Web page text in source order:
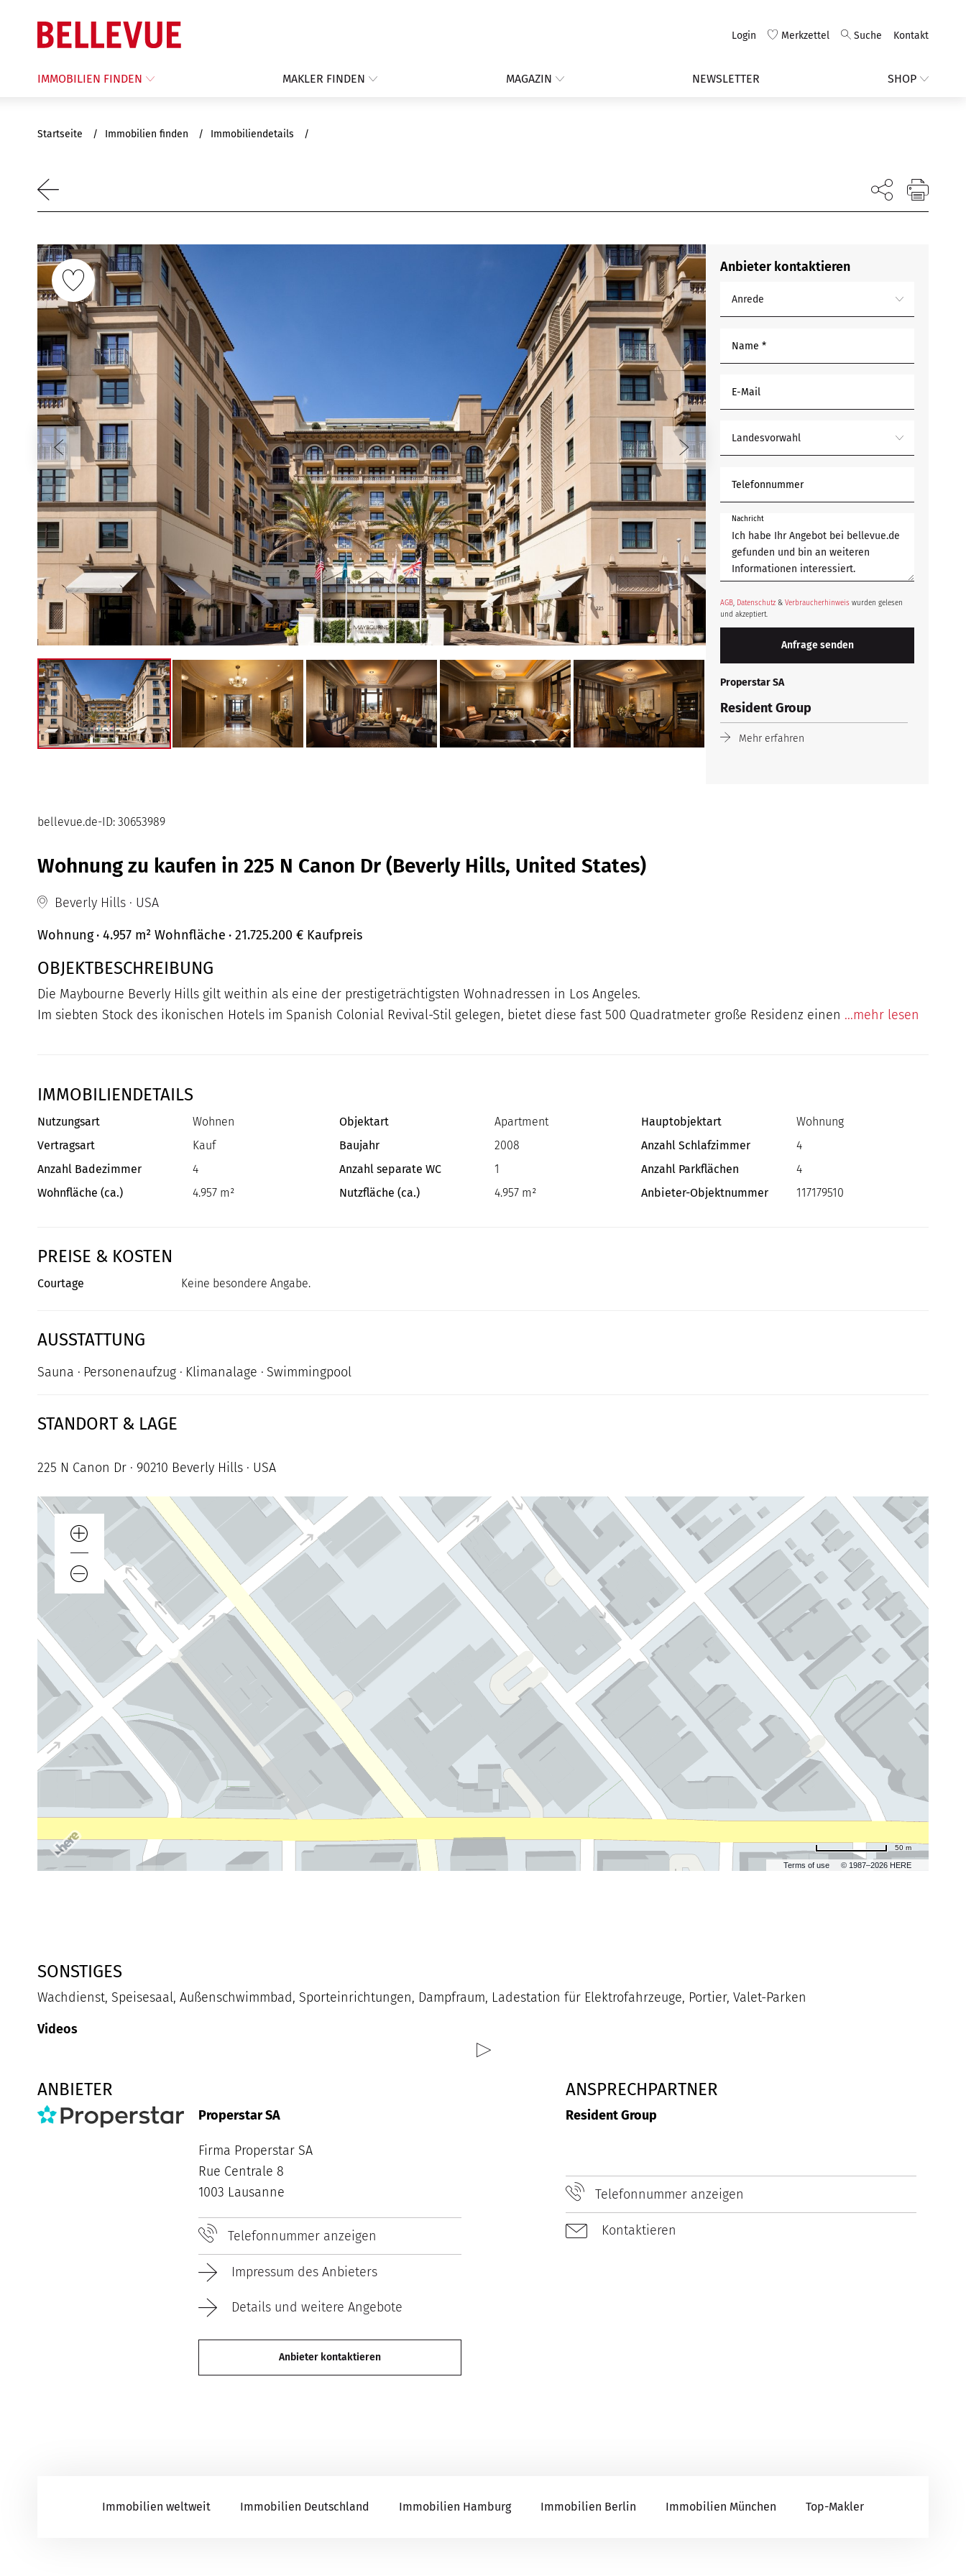
Login Merkzettel Suche Kontakt
IMMOBILIEN FINDEN MAKLER FINDEN MAGAZIN NEWSLETTER SHOP
Startseite Immobilien finden Immobiliendetails
Anbieter kontaktieren
Anrede
Name *
E-Mail
Landesvorwahl
Telefonnummer
Nachricht
AGB, Datenschutz & Verbraucherhinweis wurden gelesen
und akzeptiert.
Properstar SA
Resident Group
Mehr erfahren
bellevue.de-ID: 30653989
Wohnung zu kaufen in 225 N Canon Dr (Beverly Hills, United States)
Beverly Hills · USA
Wohnung · 4.957 m² Wohnfläche · 21.725.200 € Kaufpreis
OBJEKTBESCHREIBUNG
Die Maybourne Beverly Hills gilt weithin als eine der prestigeträchtigsten Wohnadressen in Los Angeles.
Im siebten Stock des ikonischen Hotels im Spanish Colonial Revival-Stil gelegen, bietet diese fast 500 Quadratmeter große Residenz einen ...mehr lesen
IMMOBILIENDETAILS
Nutzungsart Wohnen Objektart Apartment Hauptobjektart
Wohnung
Vertragsart
Kauf Baujahr 2008 Anzahl Schlafzimmer
4
Anzahl Badezimmer
4 Anzahl separate WC 1 Anzahl Parkflächen
4
Wohnfläche (ca.)
4.957 m² Nutzfläche (ca.) 4.957 m² Anbieter-Objektnummer 117179510
PREISE & KOSTEN
Courtage Keine besondere Angabe.
AUSSTATTUNG
Sauna Personenaufzug Klimanalage Swimmingpool
STANDORT & LAGE
225 N Canon Dr · 90210 Beverly Hills · USA
Terms of use © 1987–2026 HERE
50 m
SONSTIGES
Wachdienst, Speisesaal, Außenschwimmbad, Sporteinrichtungen, Dampfraum, Ladestation für Elektrofahrzeuge, Portier, Valet-Parken
Videos
ANBIETER
Properstar SA
Firma Properstar SA
Rue Centrale 8
1003 Lausanne
Telefonnummer anzeigen
Impressum des Anbieters
Details und weitere Angebote
Anbieter kontaktieren
ANSPRECHPARTNER
Resident Group
Telefonnummer anzeigen
Kontaktieren
Immobilien weltweit Immobilien Deutschland Immobilien Hamburg Immobilien Berlin Immobilien München Top-Makler